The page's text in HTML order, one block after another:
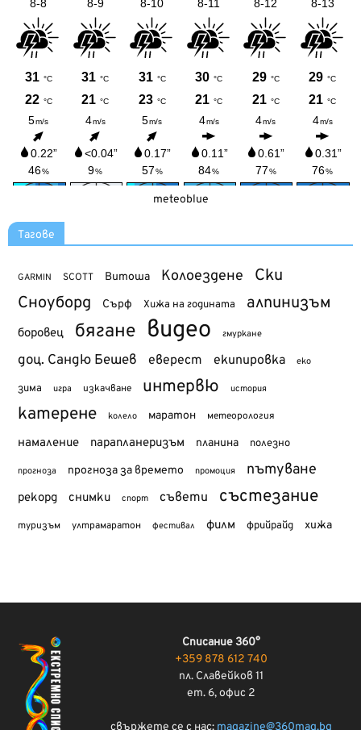
meteoblue
Тагове
GARMIN SCOTT Витоша Колоездене Ски
Сноуборд Сърф Хижа на годината алпинизъм
боровец бягане видео гмуркане
доц. Сандю Бешев еверест екипировка еко
зима игра изкачване интервю история
катерене колело маратон метеорология
намаление парапланеризъм планина полезно
прогноза прогноза за времето промоция пътуване
рекорд снимки спорт съвети състезание
туризъм ултрамаратон фестивал филм фрийрайд хижа
Списание 360°
+359 878 612 740
пл. Славейков 11
ет. 6, офис 2
свържете се с нас: magazine@360mag.bg